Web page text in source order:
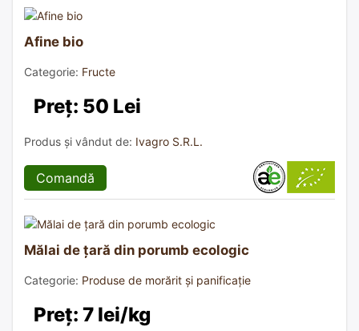
Afine bio
Categorie: Fructe
Preț: 50 Lei
Produs și vândut de: Ivagro S.R.L.
Comandă
Mălai de țară din porumb ecologic
Categorie: Produse de morărit și panificație
Preț: 7 lei/kg